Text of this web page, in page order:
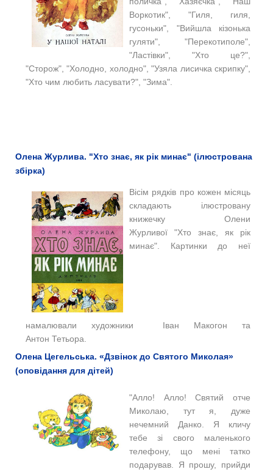
Воркотик", "Гиля, гиля,
гусоньки", "Вийшла кізонька
гуляти", "Перекотиполе",
"Ластівки", "Хто це?",
"Сторож", "Холодно, холодно", "Узяла лисичка скрипку",
"Хто чим любить ласувати?", "Зима".
Олена Журлива. "Хто знає, як рік минає" (ілюстрована
збірка)
Вісім рядків про кожен місяць
складають ілюстровану
книжечку Олени
Журливої "Хто знає, як рік
минає". Картинки до неї
намалювали художники Іван Макогон та
Антон Тетьора.
Олена Цегельська. «Дзвінок до Святого Миколая»
(оповідання для дітей)
"Алло! Алло! Святий отче
Миколаю, тут я, дуже
нечемний Данко. Я кличу
тебе зі свого маленького
телефону, що мені татко
подарував. Я прошу, прийди